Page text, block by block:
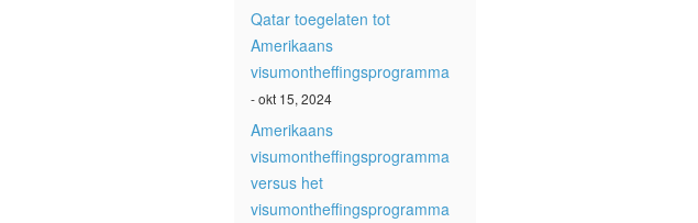
Qatar toegelaten tot
Amerikaans
visumontheffingsprogramma
- okt 15, 2024
Amerikaans
visumontheffingsprogramma
versus het
visumontheffingsprogramma